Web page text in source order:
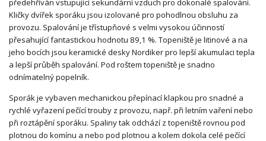
Kličky dvířek sporáku jsou izolované pro pohodlnou obsluhu za
provozu. Spalování je třístupňové s velmi vysokou účinností
přesahující fantastickou hodnotu 89,1 %. Topeniště je litinové a na
jeho bocích jsou keramické desky Nordiker pro lepší akumulaci tepla
a lepší průběh spalování. Pod roštem topeniště je snadno
odnímatelný popelník.
Sporák je vybaven mechanickou přepínací klapkou pro snadné a
rychlé vyřazení pečící trouby z provozu, např. při letním vaření nebo
při roztápění sporáku. Spaliny tak odchází z topeniště rovnou pod
plotnou do komínu a nebo pod plotnou a kolem dokola celé pečící